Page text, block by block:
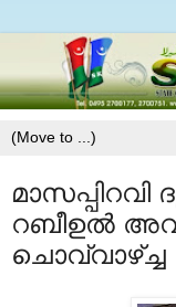
റബീഉല്‍
ചൊവ്വാഴ്ച്ച